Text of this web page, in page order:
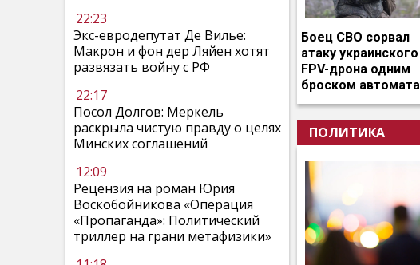
22:23
Экс-евродепутат Де Вилье:
Макрон и фон дер Ляйен хотят
развязать войну с РФ
22:17
Посол Долгов: Меркель
раскрыла чистую правду о целях
Минских соглашений
12:09
Рецензия на роман Юрия
Воскобойникова «Операция
«Пропаганда»: Политический
триллер на грани метафизики»
Боец СВО сорвал
атаку украинского
FPV-дрона одним
броском автомата
ПОЛИТИКА